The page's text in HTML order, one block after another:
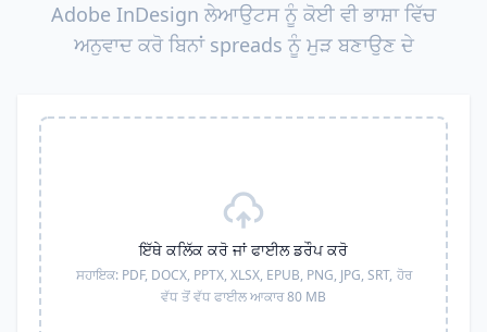
Adobe InDesign ਲੇਆਉਟਸ ਨੂੰ ਕੋਈ ਵੀ ਭਾਸ਼ਾ ਵਿੱਚ
ਅਨੁਵਾਦ ਕਰੋ ਬਿਨਾਂ spreads ਨੂੰ ਮੁੜ ਬਣਾਉਣ ਦੇ
ਇੱਥੇ ਕਲਿੱਕ ਕਰੋ ਜਾਂ ਫਾਈਲ ਡਰੌਪ ਕਰੋ
ਸਹਾਇਕ: PDF, DOCX, PPTX, XLSX, EPUB, PNG, JPG, SRT, ਹੋਰ
ਵੱਧ ਤੋਂ ਵੱਧ ਫਾਈਲ ਆਕਾਰ 80 MB